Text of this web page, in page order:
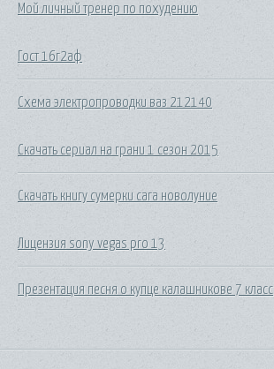
Мой личный тренер по похудению
Гост 16г2аф
Схема электропроводки ваз 212140
Скачать сериал на грани 1 сезон 2015
Скачать книгу сумерки сага новолуние
Лицензия sony vegas pro 13
Презентация песня о купце калашникове 7 класс